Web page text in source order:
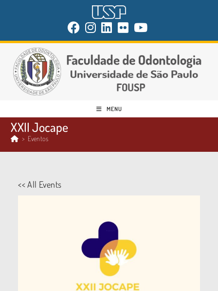
MENU
XXII Jocape
> Eventos
<< All Events